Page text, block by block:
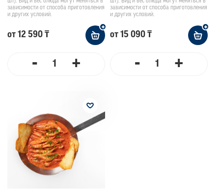
зависимости от способа приготовления
и других условий.
от 12 590 ₸
- +
зависимости от способа приготовления
и других условий.
от 15 090 ₸
- +